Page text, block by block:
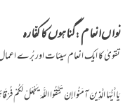
نواں انعام : گناہوں کا کفّارہ
تقویٰ کا ایک انعام سیئات اور بُرے
يَا أَيُّهَا الَّذِينَ آمَنُوا إِنْ تَتَّقُوا اللَّهَ يَجْعَلْ لَكُمْ فُرْقَانًا